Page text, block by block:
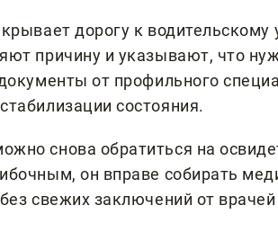
дорогу к водительскому
причину и указывают, что
от профильного
состояния.
снова обратиться на
он вправе собирать
свежих заключений от врачей